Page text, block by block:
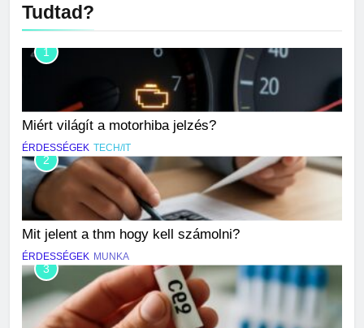
Tudtad?
1
Miért világít a motorhiba jelzés?
ÉRDESSÉGEK TECH/IT
2
Mit jelent a thm hogy kell számolni?
ÉRDESSÉGEK MUNKA
3